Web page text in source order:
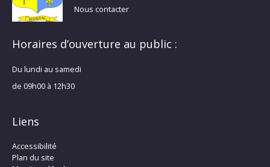
Nous contacter
Horaires d’ouverture au public :
Du lundi au samedi
de 09h00 à 12h30
Liens
Accessibilité
Plan du site